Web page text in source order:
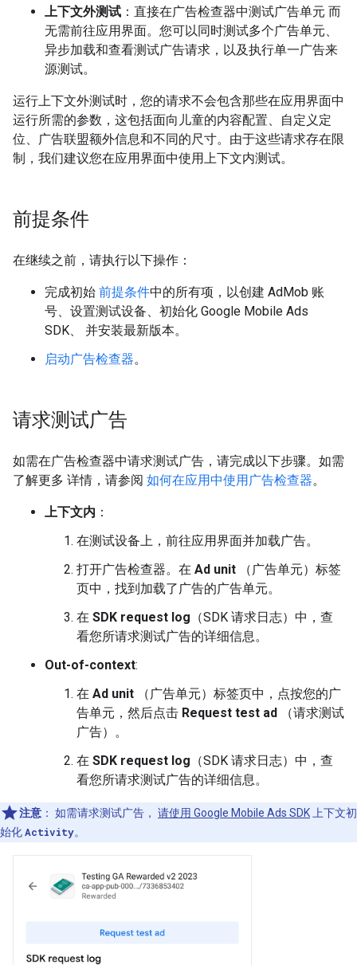
上下文外测试 ：直接在广告检查器中测试广告单元 而
无需前往应用界面。您可以同时测试多个广告单元、
异步加载和查看测试广告请求，以及执行单一广告来
源测试。
运行上下文外测试时，您的请求不会包含那些在应用界面中
运行所需的参数，这包括面向儿童的内容配置、自定义定
位、广告联盟额外信息和不同的尺寸。由于这些请求存在限
制，我们建议您在应用界面中使用上下文内测试。
前提条件
在继续之前，请执行以下操作：
完成初始 前提条件中的所有项，以创建 AdMob 账
号、设置测试设备、初始化 Google Mobile Ads
SDK、 并安装最新版本。
启动广告检查器。
请求测试广告
如需在广告检查器中请求测试广告，请完成以下步骤。如需
了解更多 详情，请参阅 如何在应用中使用广告检查器。
上下文内 ：
在测试设备上，前往应用界面并加载广告。
打开广告检查器。在 Ad unit （广告单元）标签
页中，找到加载了广告的广告单元。
在 SDK request log （SDK 请求日志）中，查
看您所请求测试广告的详细信息。
Out-of-context:
在 Ad unit （广告单元）标签页中，点按您的广
告单元，然后点击 Request test ad （请求测试
广告）。
在 SDK request log （SDK 请求日志）中，查
看您所请求测试广告的详细信息。
注意 ： 如需请求测试广告， 请使用 Google Mobile Ads SDK 上下文初
始化Activity。